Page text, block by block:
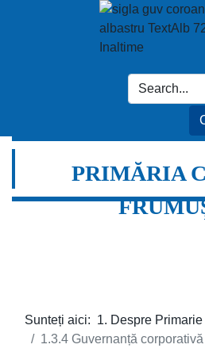
PRIMĂRIA
Sunteți aici: 1. Despre Primarie
1.3.4 Guvernanță corporativă